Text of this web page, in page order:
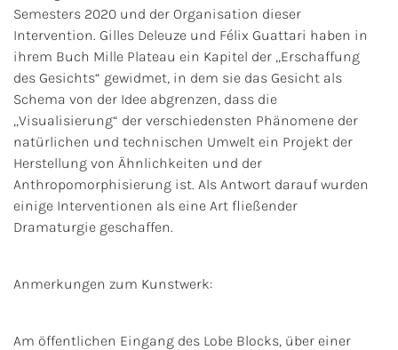
Semesters 2020 und der Organisation dieser
Intervention. Gilles Deleuze und Félix Guattari haben in
ihrem Buch Mille Plateau ein Kapitel der „Erschaffung
des Gesichts“ gewidmet, in dem sie das Gesicht als
Schema von der Idee abgrenzen, dass die
„Visualisierung“ der verschiedensten Phänomene der
natürlichen und technischen Umwelt ein Projekt der
Herstellung von Ähnlichkeiten und der
Anthropomorphisierung ist. Als Antwort darauf wurden
einige Interventionen als eine Art fließender
Dramaturgie geschaffen.
Anmerkungen zum Kunstwerk:
Am öffentlichen Eingang des Lobe Blocks, über einer